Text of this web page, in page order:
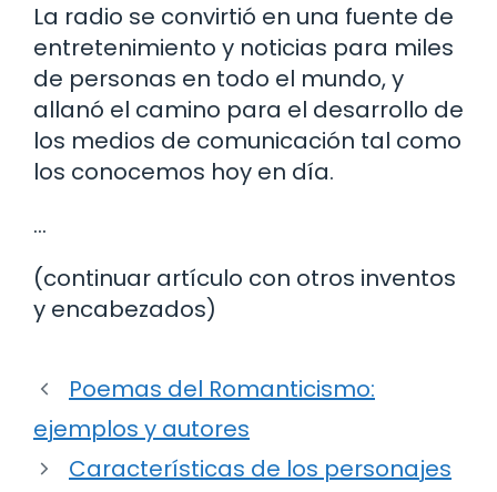
La radio se convirtió en una fuente de
entretenimiento y noticias para miles
de personas en todo el mundo, y
allanó el camino para el desarrollo de
los medios de comunicación tal como
los conocemos hoy en día.
…
(continuar artículo con otros inventos
y encabezados)
Poemas del Romanticismo:
ejemplos y autores
Características de los personajes